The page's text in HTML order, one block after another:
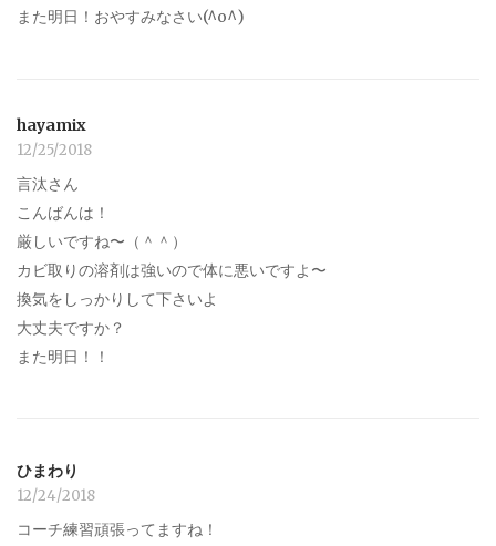
また明日！おやすみなさい(^o^)
hayamix
12/25/2018
言汰さん
こんばんは！
厳しいですね〜（＾＾）
カビ取りの溶剤は強いので体に悪いですよ〜
換気をしっかりして下さいよ
大丈夫ですか？
また明日！！
ひまわり
12/24/2018
コーチ練習頑張ってますね！